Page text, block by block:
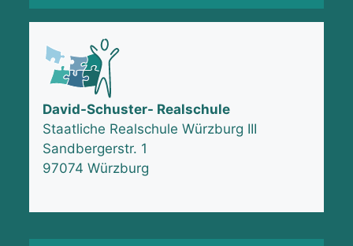
David-Schuster- Realschule
Staatliche Realschule Würzburg III
Sandbergerstr. 1
97074 Würzburg